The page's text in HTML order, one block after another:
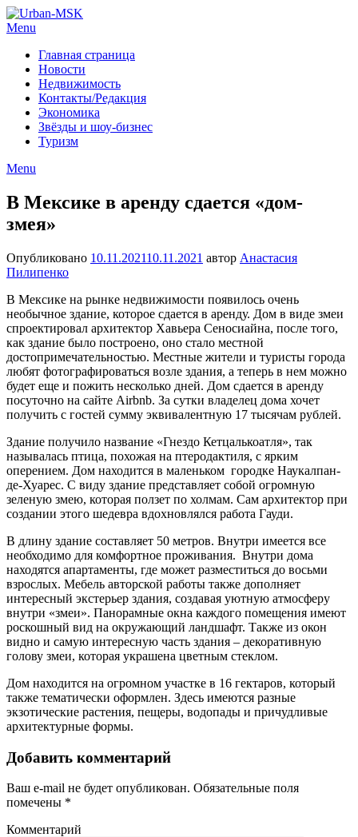
Menu
Главная страница
Новости
Недвижимость
Контакты/Редакция
Экономика
Звёзды и шоу-бизнес
Туризм
Menu
В Мексике в аренду сдается «дом-
змея»
Опубликовано 10.11.202110.11.2021 автор Анастасия
Пилипенко
В Мексике на рынке недвижимости появилось очень
необычное здание, которое сдается в аренду. Дом в виде змеи
спроектировал архитектор Хавьера Сеносиайна, после того,
как здание было построено, оно стало местной
достопримечательностью. Местные жители и туристы города
любят фотографироваться возле здания, а теперь в нем можно
будет еще и пожить несколько дней. Дом сдается в аренду
посуточно на сайте Airbnb. За сутки владелец дома хочет
получить с гостей сумму эквивалентную 17 тысячам рублей.
Здание получило название «Гнездо Кетцалькоатля», так
называлась птица, похожая на птеродактиля, с ярким
оперением. Дом находится в маленьком городке Наукалпан-
де-Хуарес. С виду здание представляет собой огромную
зеленую змею, которая ползет по холмам. Сам архитектор при
создании этого шедевра вдохновлялся работа Гауди.
В длину здание составляет 50 метров. Внутри имеется все
необходимо для комфортное проживания. Внутри дома
находятся апартаменты, где может разместиться до восьми
взрослых. Мебель авторской работы также дополняет
интересный экстерьер здания, создавая уютную атмосферу
внутри «змеи». Панорамные окна каждого помещения имеют
роскошный вид на окружающий ландшафт. Также из окон
видно и самую интересную часть здания – декоративную
голову змеи, которая украшена цветным стеклом.
Дом находится на огромном участке в 16 гектаров, который
также тематически оформлен. Здесь имеются разные
экзотические растения, пещеры, водопады и причудливые
архитектурные формы.
Добавить комментарий
Ваш e-mail не будет опубликован. Обязательные поля
помечены *
Комментарий